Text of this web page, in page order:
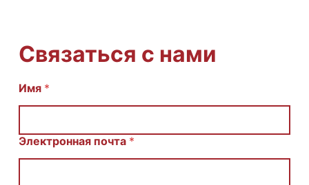
Связаться с нами
С
щ
Имя *
Электронная почта *